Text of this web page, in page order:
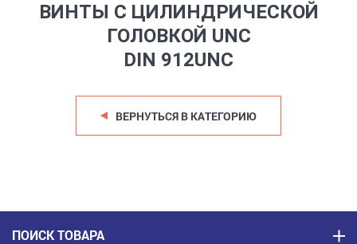
ВИНТЫ С ЦИЛИНДРИЧЕСКОЙ
ГОЛОВКОЙ UNC
DIN 912UNC
ВЕРНУТЬСЯ В КАТЕГОРИЮ
ПОИСК ТОВАРА